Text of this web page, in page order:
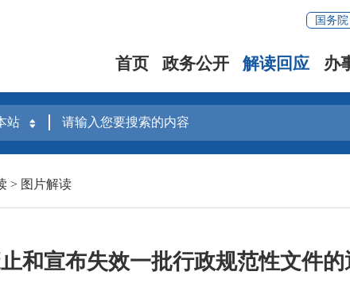
国务院
首页 政务公开 解读回应 办
> 图片解读
和宣布失效一批行政规范性文件